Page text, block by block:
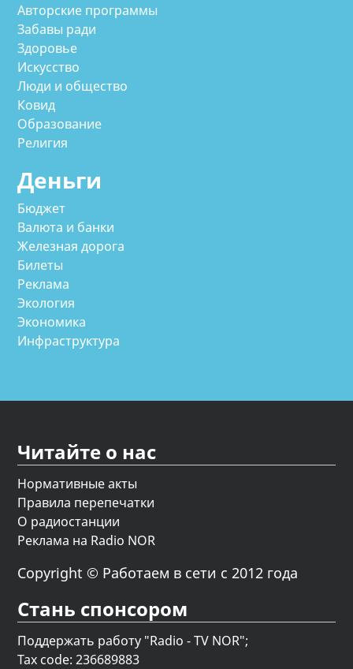
Авторские программы
Забавы ради
Здоровье
Искусство
Люди и общество
Ковид
Образование
Религия
Деньги
Бюджет
Валюта и банки
Железная дорога
Билеты
Реклама
Экология
Экономика
Инфраструктура
Читайте о нас
Нормативные акты
Правила перепечатки
О радиостанции
Реклама на Radio NOR
Copyright © Работаем в сети с 2012 года
Стань спонсором
Поддержать работу "Radio - TV NOR";
Tax code: 236689883